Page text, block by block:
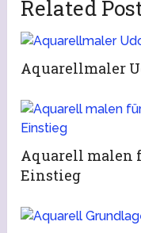
Related
Aquarellmaler
Aquarell malen
Einstieg